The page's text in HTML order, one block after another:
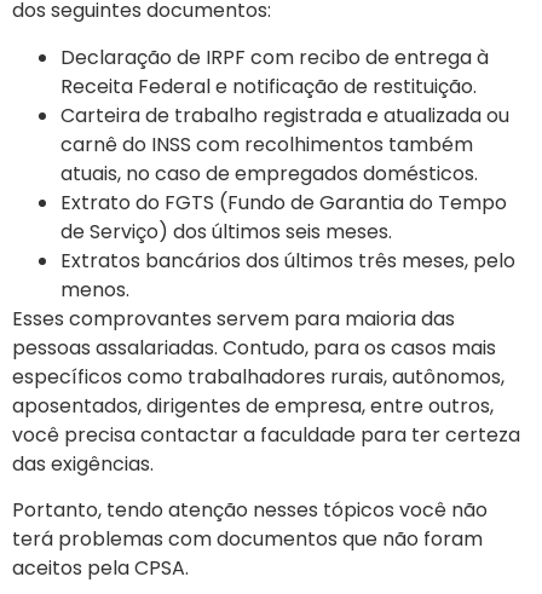
dos seguintes documentos:
Declaração de IRPF com recibo de entrega à
Receita Federal e notificação de restituição.
Carteira de trabalho registrada e atualizada ou
carnê do INSS com recolhimentos também
atuais, no caso de empregados domésticos.
Extrato do FGTS (Fundo de Garantia do Tempo
de Serviço) dos últimos seis meses.
Extratos bancários dos últimos três meses, pelo
menos.
Esses comprovantes servem para maioria das
pessoas assalariadas. Contudo, para os casos mais
específicos como trabalhadores rurais, autônomos,
aposentados, dirigentes de empresa, entre outros,
você precisa contactar a faculdade para ter certeza
das exigências.
Portanto, tendo atenção nesses tópicos você não
terá problemas com documentos que não foram
aceitos pela CPSA.